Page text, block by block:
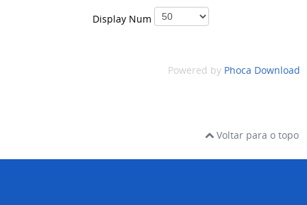
Display Num
Powered by Phoca Download
Voltar para o topo